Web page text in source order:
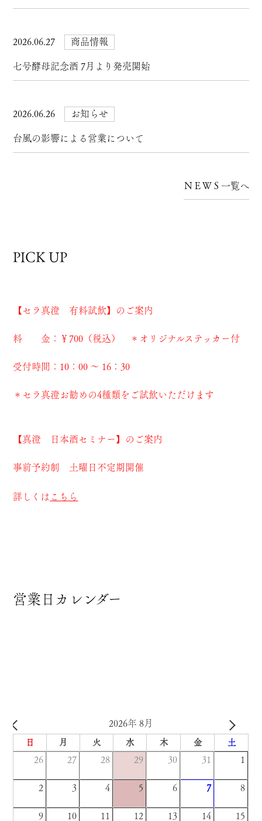
2026.06.27 商品情報
七号酵母記念酒 7月より発売開始
2026.06.26 お知らせ
台風の影響による営業について
ＮＥＷＳ一覧へ
PICK UP
【セラ真澄 有料試飲】のご案内
料 金：￥700（税込） ＊オリジナルステッカー付
受付時間：10：00 ～ 16：30
＊セラ真澄お勧めの4種類をご試飲いただけます
【真澄 日本酒セミナー】のご案内
事前予約制 土曜日不定期開催
詳しくは こちら
営業日カレンダー
2026年 8月
日 月 火 水 木 金 土
26 27 28 29 30 31 1
2 3 4 5 6 7 8
9 10 11 12 13 14 15